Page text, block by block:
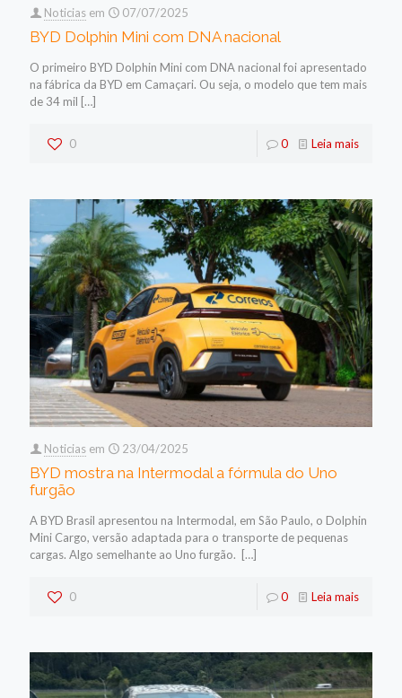
Noticias em 07/07/2025
BYD Dolphin Mini com DNA nacional
O primeiro BYD Dolphin Mini com DNA nacional foi apresentado
na fábrica da BYD em Camaçari. Ou seja, o modelo que tem mais
de 34 mil […]
0 0 Leia mais
Noticias em 23/04/2025
BYD mostra na Intermodal a fórmula do Uno
furgão
A BYD Brasil apresentou na Intermodal, em São Paulo, o Dolphin
Mini Cargo, versão adaptada para o transporte de pequenas
cargas. Algo semelhante ao Uno furgão. […]
0 0 Leia mais